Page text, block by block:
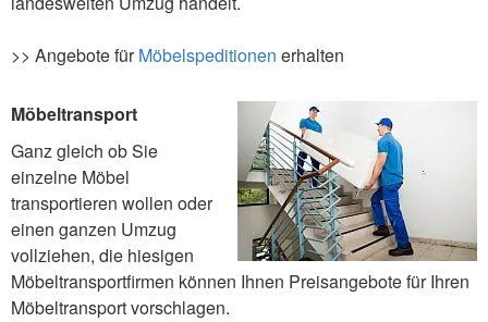
>> Angebote fürMöbelspeditionen erhalten
Möbeltransport
Ganz gleich ob Sie
einzelne Möbel
transportieren wollen oder
einen ganzen Umzug
vollziehen, die hiesigen
Möbeltransportfirmen können Ihnen Preisangebote für Ihren
Möbeltransport vorschlagen.